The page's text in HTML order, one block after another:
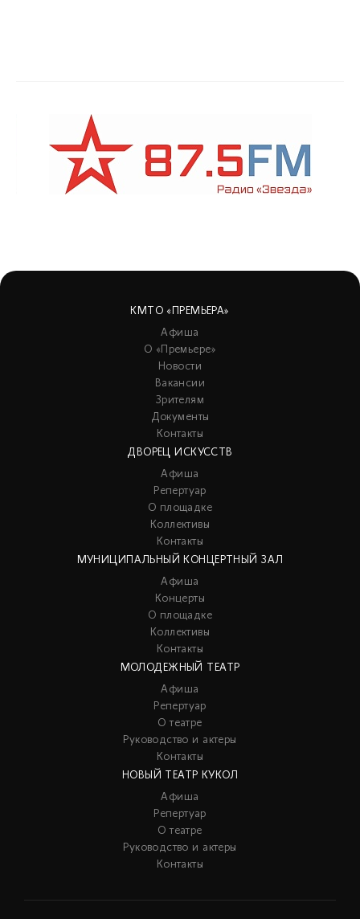
КМТО «ПРЕМЬЕРА»
Афиша
О «Премьере»
Новости
Вакансии
Зрителям
Документы
Контакты
ДВОРЕЦ ИСКУССТВ
Афиша
Репертуар
О площадке
Коллективы
Контакты
МУНИЦИПАЛЬНЫЙ КОНЦЕРТНЫЙ ЗАЛ
Афиша
Концерты
О площадке
Коллективы
Контакты
МОЛОДЕЖНЫЙ ТЕАТР
Афиша
Репертуар
О театре
Руководство и актеры
Контакты
НОВЫЙ ТЕАТР КУКОЛ
Афиша
Репертуар
О театре
Руководство и актеры
Контакты